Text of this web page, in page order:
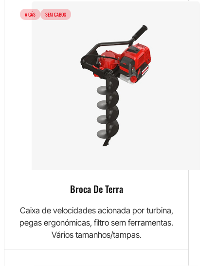
A GÁS SEM CABOS
Broca De Terra
Caixa de velocidades acionada por turbina,
pegas ergonómicas, filtro sem ferramentas.
Vários tamanhos/tampas.